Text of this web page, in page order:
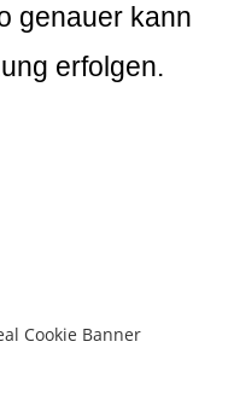
genauer kann
erfolgen.
Cookie Banner